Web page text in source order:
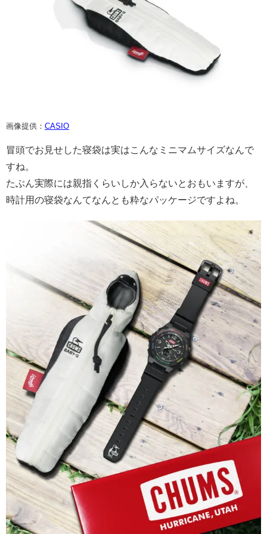
画像提供： CASIO
冒頭でお見せした寝袋は実はこんなミニマムサイズなんで
すね。
たぶん実際には親指くらいしか入らないとおもいますが、
時計用の寝袋なんてなんとも粋なパッケージですよね。